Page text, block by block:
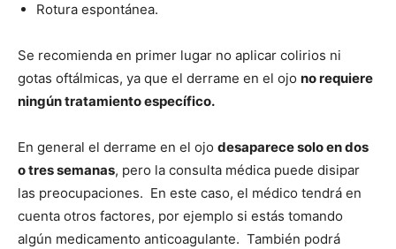
Rotura espontánea.
Se recomienda en primer lugar no aplicar colirios ni
gotas oftálmicas, ya que el derrame en el ojo no requiere
ningún tratamiento específico.
En general el derrame en el ojo desaparece solo en dos
o tres semanas, pero la consulta médica puede disipar
las preocupaciones. En este caso, el médico tendrá en
cuenta otros factores, por ejemplo si estás tomando
algún medicamento anticoagulante. También podrá